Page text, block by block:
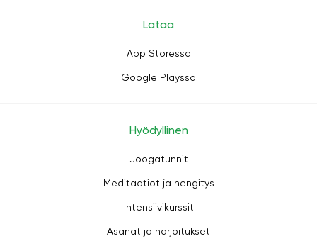
Lataa
App Storessa
Google Playssa
Hyödyllinen
Joogatunnit
Meditaatiot ja hengitys
Intensiivikurssit
Asanat ja harjoitukset